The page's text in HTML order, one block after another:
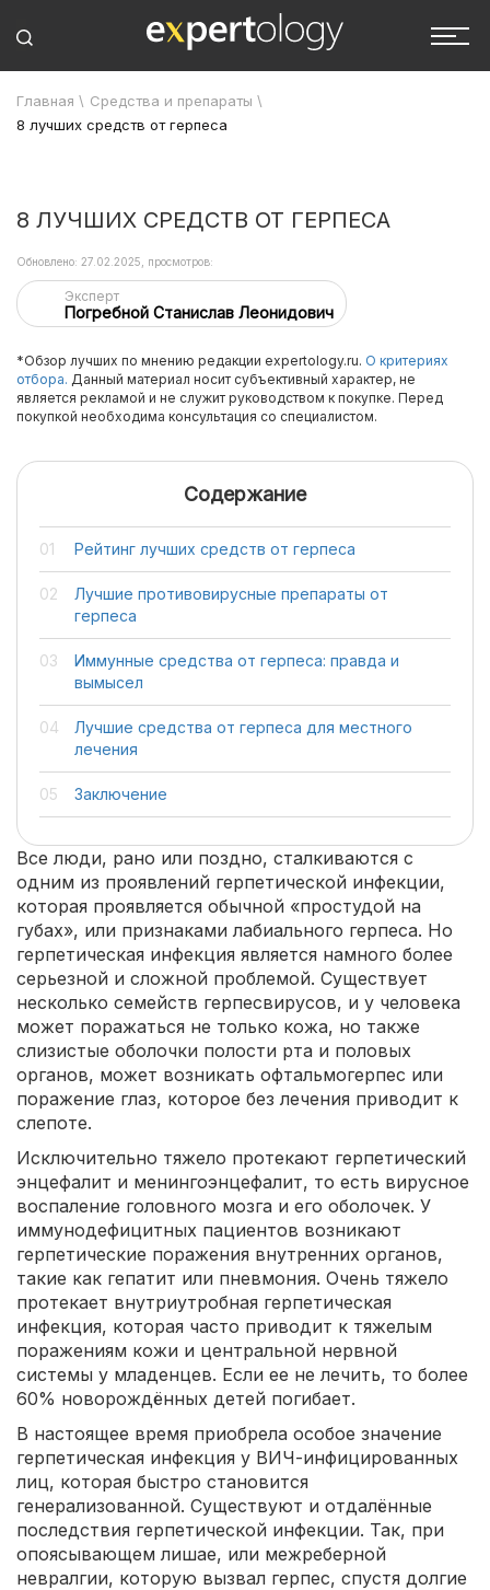
Главная \ Средства и препараты \
8 лучших средств от герпеса
8 ЛУЧШИХ СРЕДСТВ ОТ ГЕРПЕСА
Эксперт
Погребной Станислав Леонидович
Обновлено: 27.02.2025, просмотров:
*Обзор лучших по мнению редакции expertology.ru. О критериях
отбора. Данный материал носит субъективный характер, не
является рекламой и не служит руководством к покупке. Перед
покупкой необходима консультация со специалистом.
Содержание
Рейтинг лучших средств от герпеса
Лучшие противовирусные препараты от
герпеса
Иммунные средства от герпеса: правда и
вымысел
Лучшие средства от герпеса для местного
лечения
Заключение
Все люди, рано или поздно, сталкиваются с
одним из проявлений герпетической инфекции,
которая проявляется обычной «простудой на
губах», или признаками лабиального герпеса. Но
герпетическая инфекция является намного более
серьезной и сложной проблемой. Существует
несколько семейств герпесвирусов, и у человека
может поражаться не только кожа, но также
слизистые оболочки полости рта и половых
органов, может возникать офтальмогерпес или
поражение глаз, которое без лечения приводит к
слепоте.
Исключительно тяжело протекают герпетический
энцефалит и менингоэнцефалит, то есть вирусное
воспаление головного мозга и его оболочек. У
иммунодефицитных пациентов возникают
герпетические поражения внутренних органов,
такие как гепатит или пневмония. Очень тяжело
протекает внутриутробная герпетическая
инфекция, которая часто приводит к тяжелым
поражениям кожи и центральной нервной
системы у младенцев. Если ее не лечить, то более
60% новорождённых детей погибает.
В настоящее время приобрела особое значение
герпетическая инфекция у ВИЧ-инфицированных
лиц, которая быстро становится
генерализованной. Существуют и отдалённые
последствия герпетической инфекции. Так, при
опоясывающем лишае, или межреберной
невралгии, которую вызвал герпес, спустя долгие